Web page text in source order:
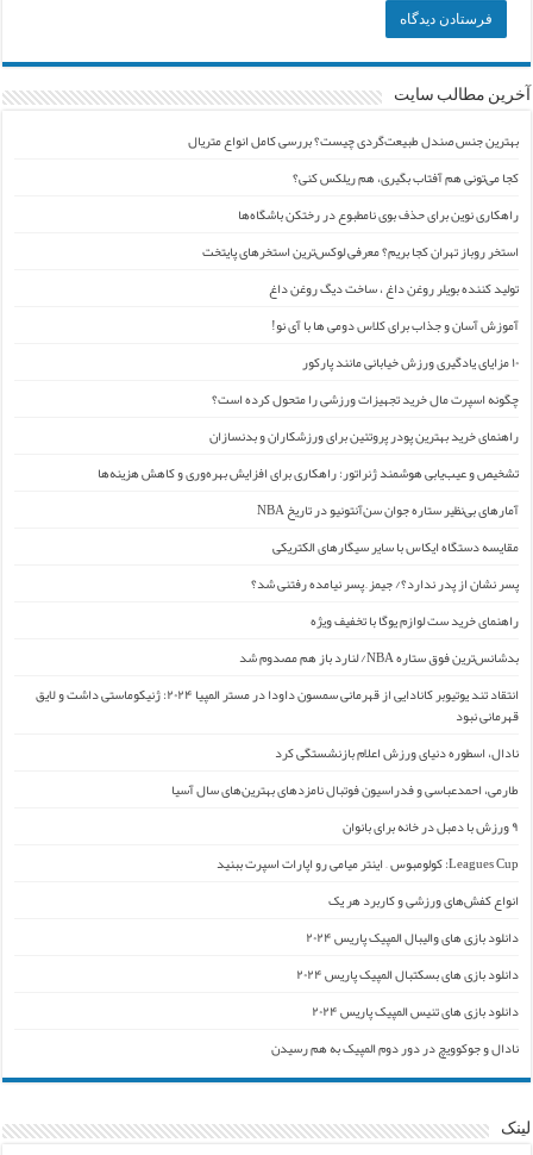
آخرین مطالب سایت
بهترین جنس صندل طبیعت‌گردی چیست؟ بررسی کامل انواع متریال
کجا می‌تونی هم آفتاب بگیری، هم ریلکس کنی؟
راهکاری نوین برای حذف بوی نامطبوع در رختکن باشگاه‌ها
استخر روباز تهران کجا بریم؟ معرفی لوکس‌ترین استخرهای پایتخت
تولید کننده بویلر روغن داغ ، ساخت دیگ روغن داغ
آموزش آسان و جذاب برای کلاس دومی ها با آی نو!
۱۰ مزایای یادگیری ورزش خیابانی مانند پارکور
چگونه اسپرت مال خرید تجهیزات ورزشی را متحول کرده است؟
راهنمای خرید بهترین پودر پروتئین برای ورزشکاران و بدنسازان
تشخیص و عیب‌یابی هوشمند ژنراتور: راهکاری برای افزایش بهره‌وری و کاهش هزینه‌ها
آمارهای بی‌نظیر ستاره جوان سن‌آنتونیو در تاریخ NBA
مقایسه دستگاه ایکاس با سایر سیگارهای الکتریکی
پسر نشان از پدر ندارد؟/ جیمز ِ پسر نیامده رفتنی شد؟
راهنمای خرید ست لوازم یوگا با تخفیف ویژه
بدشانس‌ترین فوق ستاره NBA/ لنارد باز هم مصدوم شد
انتقاد تند یوتیوبر کانادایی از قهرمانی سمسون داودا در مستر المپیا ۲۰۲۴: ژنیکوماستی داشت و لایق
قهرمانی نبود
نادال، اسطوره دنیای ورزش اعلام بازنشستگی کرد
طارمی، احمدعباسی و فدراسیون فوتبال نامزدهای بهترین‌های سال آسیا
۹ ورزش با دمبل در خانه برای بانوان
Leagues Cup: کولومبوس – اینتر میامی رو اپارات اسپرت ببنید
انواع کفش‌های ورزشی و کاربرد هر یک
دانلود بازی های والیبال المپیک پاریس ۲۰۲۴
دانلود بازی های بسکتبال المپیک پاریس ۲۰۲۴
دانلود بازی های تنیس المپیک پاریس ۲۰۲۴
نادال و جوکوویچ در دور دوم المپیک به هم رسیدن
لینک